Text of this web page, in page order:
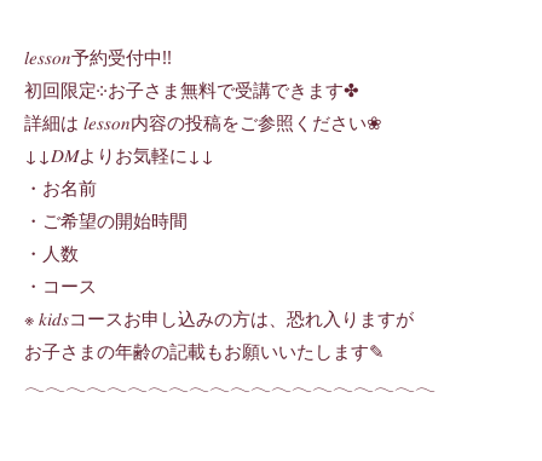
𝑙𝑒𝑠𝑠𝑜𝑛予約受付中!!
初回限定༶お子さま無料で受講できます✤
詳細は 𝑙𝑒𝑠𝑠𝑜𝑛内容の投稿をご参照ください❀
↓↓𝐷𝑀よりお気軽に↓↓
・お名前
・ご希望の開始時間
・人数
・コース
※ 𝑘𝑖𝑑𝑠コースお申し込みの方は、恐れ入りますが
お子さまの年齢の記載もお願いいたします✎
𓂃𓂃𓂃𓂃𓂃𓂃𓂃𓂃𓂃𓂃𓂃𓂃𓂃𓂃𓂃𓂃𓂃𓂃𓂃𓂃